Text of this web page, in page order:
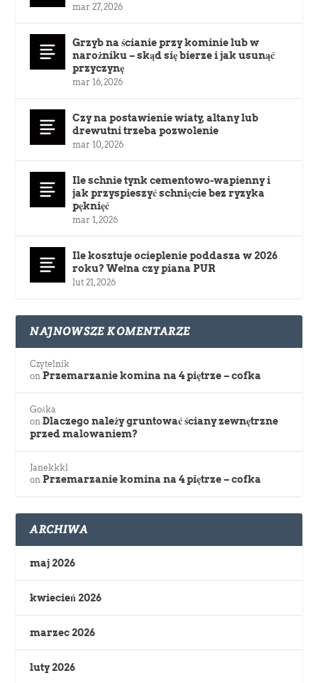
mar 27, 2026
Grzyb na ścianie przy kominie lub w
narożniku – skąd się bierze i jak usunąć
przyczynę
mar 16, 2026
Czy na postawienie wiaty, altany lub
drewutni trzeba pozwolenie
mar 10, 2026
Ile schnie tynk cementowo-wapienny i
jak przyspieszyć schnięcie bez ryzyka
pęknięć
mar 1, 2026
Ile kosztuje ocieplenie poddasza w 2026
roku? Wełna czy piana PUR
lut 21, 2026
NAJNOWSZE KOMENTARZE
Czytelnik
onPrzemarzanie komina na 4 piętrze – cofka
Gośka
onDlaczego należy gruntować ściany zewnętrzne
przed malowaniem?
Janekkkl
onPrzemarzanie komina na 4 piętrze – cofka
ARCHIWA
maj 2026
kwiecień 2026
marzec 2026
luty 2026